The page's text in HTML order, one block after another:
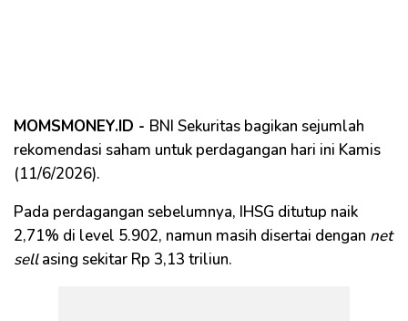
MOMSMONEY.ID - BNI Sekuritas bagikan sejumlah
rekomendasi saham untuk perdagangan hari ini Kamis
(11/6/2026).
Pada perdagangan sebelumnya, IHSG ditutup naik
2,71% di level 5.902, namun masih disertai dengan net
sellasing sekitar Rp 3,13 triliun.